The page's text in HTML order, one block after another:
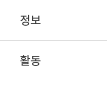
정보
활동